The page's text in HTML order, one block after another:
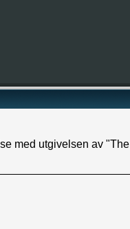
med utgivelsen av "The